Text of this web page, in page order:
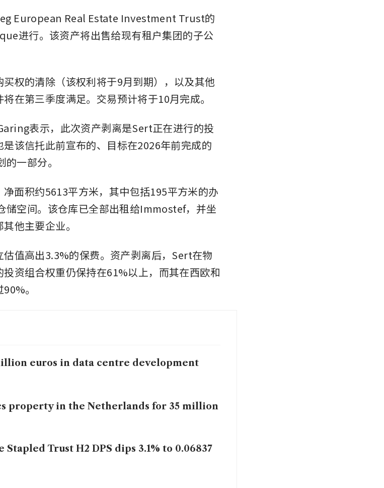
European Real Estate Investment Trust的
进行。该资产将出售给现有租户集团的子公
权的清除（该权利将于9月到期），以及其他
在第三季度满足。交易预计将于10月完成。
表示，此次资产剥离是Sert正在进行的投
该信托此前宣布的、目标在2026年前完成的
一部分。
面积约5613平方米，其中包括195平方米的办
储空间。该仓库已全部出租给Immostef，并坐
他主要企业。
值高出3.3%的保费。资产剥离后，Sert在物
资组合权重仍保持在61%以上，而其在西欧和
。
euros in data centre development
property in the Netherlands for 35 million
Stapled Trust H2 DPS dips 3.1% to 0.06837